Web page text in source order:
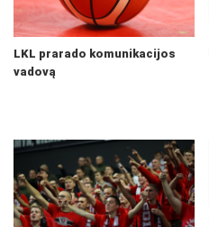
LKL prarado komunikacijos
vadovą